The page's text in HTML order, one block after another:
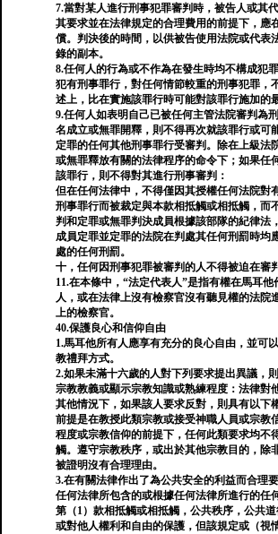
7.當對某人進行刑事犯罪審判時，被告人或其
其要求並在法律規定的合理費用的前提下，應
償。判決後的時間，以供被告使用法院或代表
錄的副本。
8.任何人的行為或不作為在發生時均不構成犯
犯有刑事罪行，對任何情節較重的刑事犯罪，
述上，比在實施該罪行時可能對該罪行施加的
9.任何人如表明自己已被任何主管法院審判為
名成立或無罪開釋，則不得再次就該罪行或可
定罪的任何其他刑事罪行受審判。除在上級法
或無罪釋放有關的法律程序的命令下；如果任
該罪行，則不得對其進行刑事審判：
但在任何法律中，不得僅因其授權任何法院對
刑事罪行而被裁定與本款相抵觸或相抵觸，而
判和定罪或無罪判決成員根據該部隊的紀律法
成員定罪並定罪的法院在判處其任何刑罰時均
處的任何刑罰。
十，任何因刑事犯罪被審判的人不得被迫在審
11.在本條中，“法定代表人”是指有權在馬耳
人，或在法律上沒有檢察官沒有聽見權的法院
上的檢察官。
40.保護良心和信仰自由
1.馬耳他所有人應享有充分的良心自由，並可
教禮拜方式。
2.如果未滿十六歲的人對下列要求提出異議，
宗教教義或顯示宗教知識或熟練程度：法律對
其他情況下，如果該人要求反對，則具有以下
前提是在教授此類宗教或接受神職人員或宗教
程度或宗教信仰的前提下，任何此類要求均不
觸。遵守宗教秩序，或出於其他宗教目的，除
被證明沒有合理理由。
3.在有關法律作出了為公共安全的利益而合理
任何法律所包含的或根據任何法律所進行的任
第（1）款相抵觸或相抵觸，公共秩序，公共
或對他人權利和自由的保護，但該規定或（視